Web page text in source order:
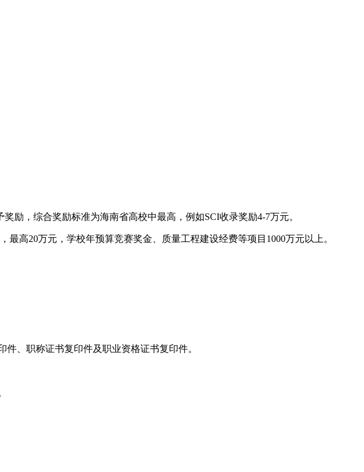
励，综合奖励标准为海南省高校中最高，例如SCI收录奖励4-7万元。
高20万元，学校年预算竞赛奖金、质量工程建设经费等项目1000万元以上。
、职称证书复印件及职业资格证书复印件。